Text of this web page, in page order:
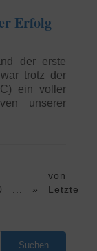
Erfolg
der erste
trotz der
ein voller
unserer
»
Letzte
Suchen